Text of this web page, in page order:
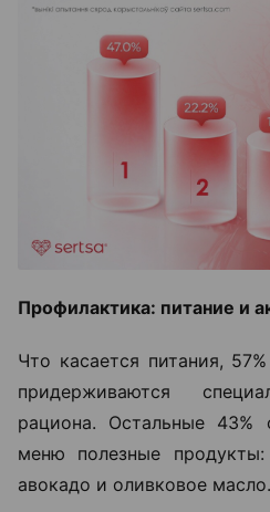
Профилактика: питание и
Что касается питания,
придерживаются
рациона. Остальные 43%
меню полезные
авокадо и оливковое масло.